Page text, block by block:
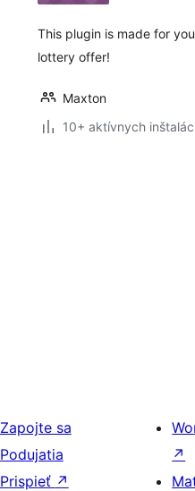
This plugin is made for
lottery offer!
Maxton
10+ aktívnych
Zapojte sa
Podujatia
Prispieť ↗
↗